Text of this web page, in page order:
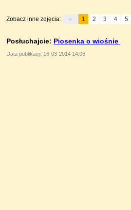
Zobacz inne zdjęcia: « 1 2 3 4 5
Posłuchajcie: Piosenka o wiośnie
Data publikacji: 16-03-2014 14:06